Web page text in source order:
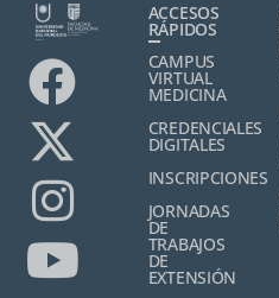
ACCESOS
RÁPIDOS
CAMPUS
VIRTUAL
MEDICINA
CREDENCIALES
DIGITALES
INSCRIPCIONES
JORNADAS
DE
TRABAJOS
DE
EXTENSIÓN